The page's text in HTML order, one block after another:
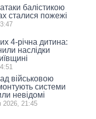
балістикою
сталися пожежі
4-річна дитина:
наслідки
військовою
системи
невідомі
2026, 21:45